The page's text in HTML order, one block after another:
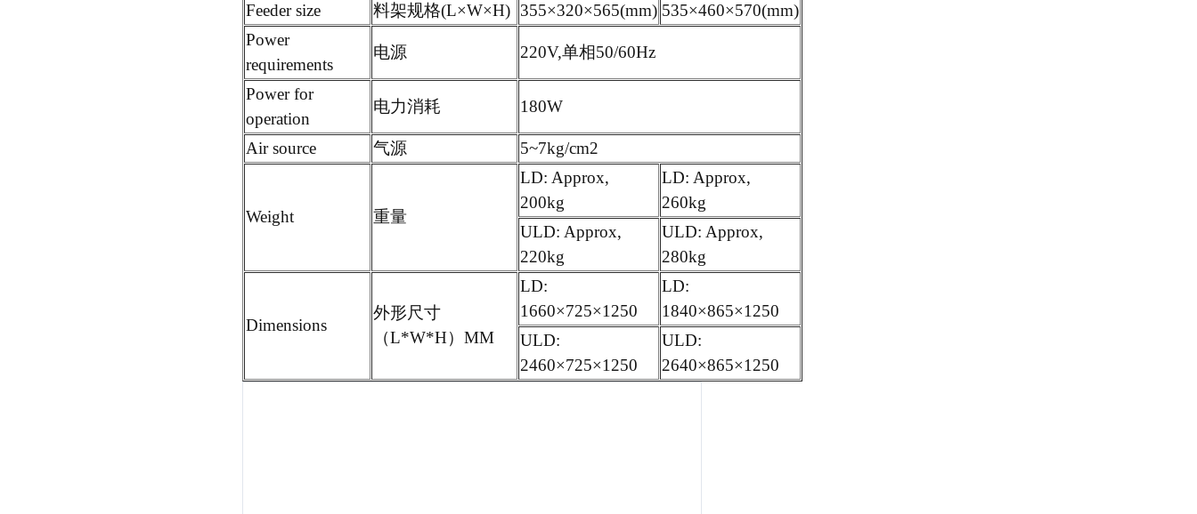
Feeder size
料架规格(L×W×H) 355×320×565(mm) 535×460×570(mm)
Power
requirements
电源 220V,单相50/60Hz
Power for
operation
电力消耗 180W
Air source 气源 5~7kg/cm2
Weight 重量
LD: Approx,
200kg
LD: Approx,
260kg
ULD: Approx,
220kg
ULD: Approx,
280kg
Dimensions
外形尺寸
（L*W*H）MM
LD:
1660×725×1250
LD:
1840×865×1250
ULD:
2460×725×1250
ULD:
2640×865×1250